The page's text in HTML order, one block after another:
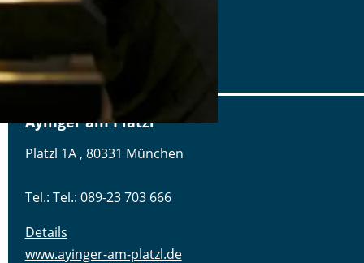
Tel.: Tel.: 08063-80660
www.aschbacher-hof.de
Ayinger am Platzl
Platzl 1A , 80331 München
Tel.: Tel.: 089-23 703 666
Details
www.ayinger-am-platzl.de